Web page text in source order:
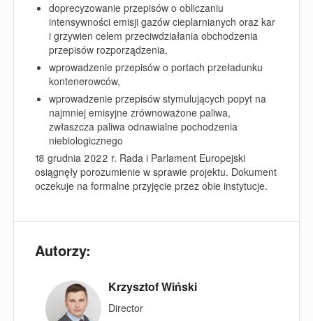
doprecyzowanie przepisów o obliczaniu
intensywności emisji gazów cieplarnianych oraz kar
i grzywien celem przeciwdziałania obchodzenia
przepisów rozporządzenia,
wprowadzenie przepisów o portach przeładunku
kontenerowców,
wprowadzenie przepisów stymulujących popyt na
najmniej emisyjne zrównoważone paliwa,
zwłaszcza paliwa odnawialne pochodzenia
niebiologicznego
18 grudnia 2022 r. Rada i Parlament Europejski
osiągnęły porozumienie w sprawie projektu. Dokument
oczekuje na formalne przyjęcie przez obie instytucje.
Autorzy:
Krzysztof Wiński
Director